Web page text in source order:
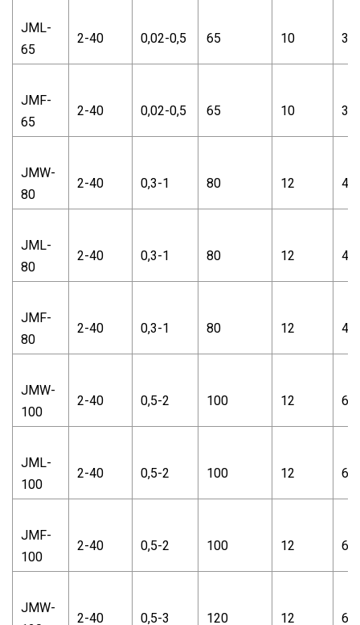
JML-
65
2-40 0,02-0,5 65 10 30
JMF-
65
2-40 0,02-0,5 65 10 30
JMW-
80
2-40 0,3-1 80 12 48
JML-
80
2-40 0,3-1 80 12 48
JMF-
80
2-40 0,3-1 80 12 48
JMW-
100
2-40 0,5-2 100 12 66
JML-
100
2-40 0,5-2 100 12 66
JMF-
100
2-40 0,5-2 100 12 66
JMW-
2-40 0,5-3 120 12 66